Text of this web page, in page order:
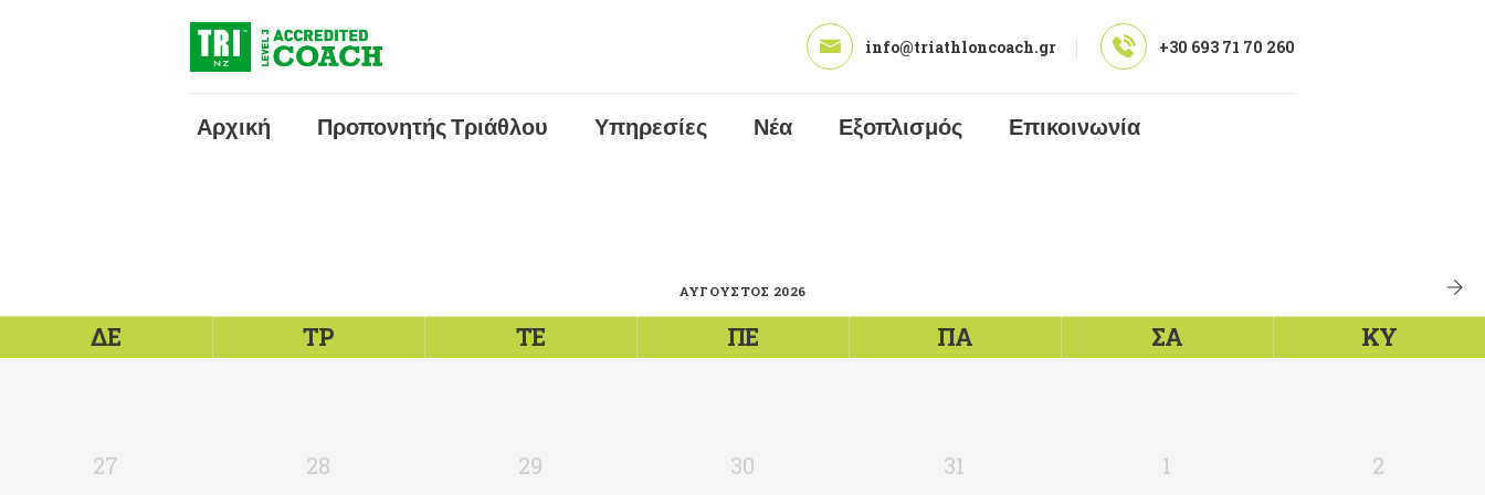
info@triathloncoach.gr +30 693 71 70 260
Αρχική Προπονητής Τριάθλου Υπηρεσίες Νέα Εξοπλισμός Επικοινωνία
ΤΡΙΆΘΛΟΥ
ΕΠΙΚΟΙΝΩΝΊΑ
ΑΎΓΟΥΣΤΟΣ 2026
ΔΕ ΤΡ ΤΕ ΠΕ ΠΑ ΣΑ ΚΥ
27 28 29 30 31 1 2